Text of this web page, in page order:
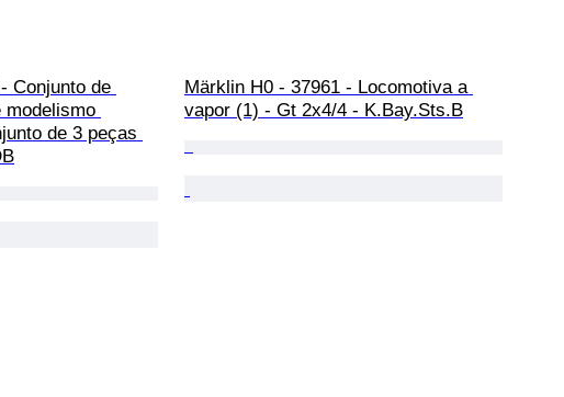
Conjunto de
modelismo
de 3 peças
Märklin H0 - 37961 - Locomotiva a
vapor (1) - Gt 2x4/4 - K.Bay.Sts.B